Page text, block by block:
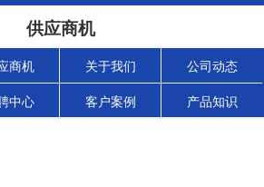
供应商机
商机 关于我们 公司动态
中心 客户案例 产品知识